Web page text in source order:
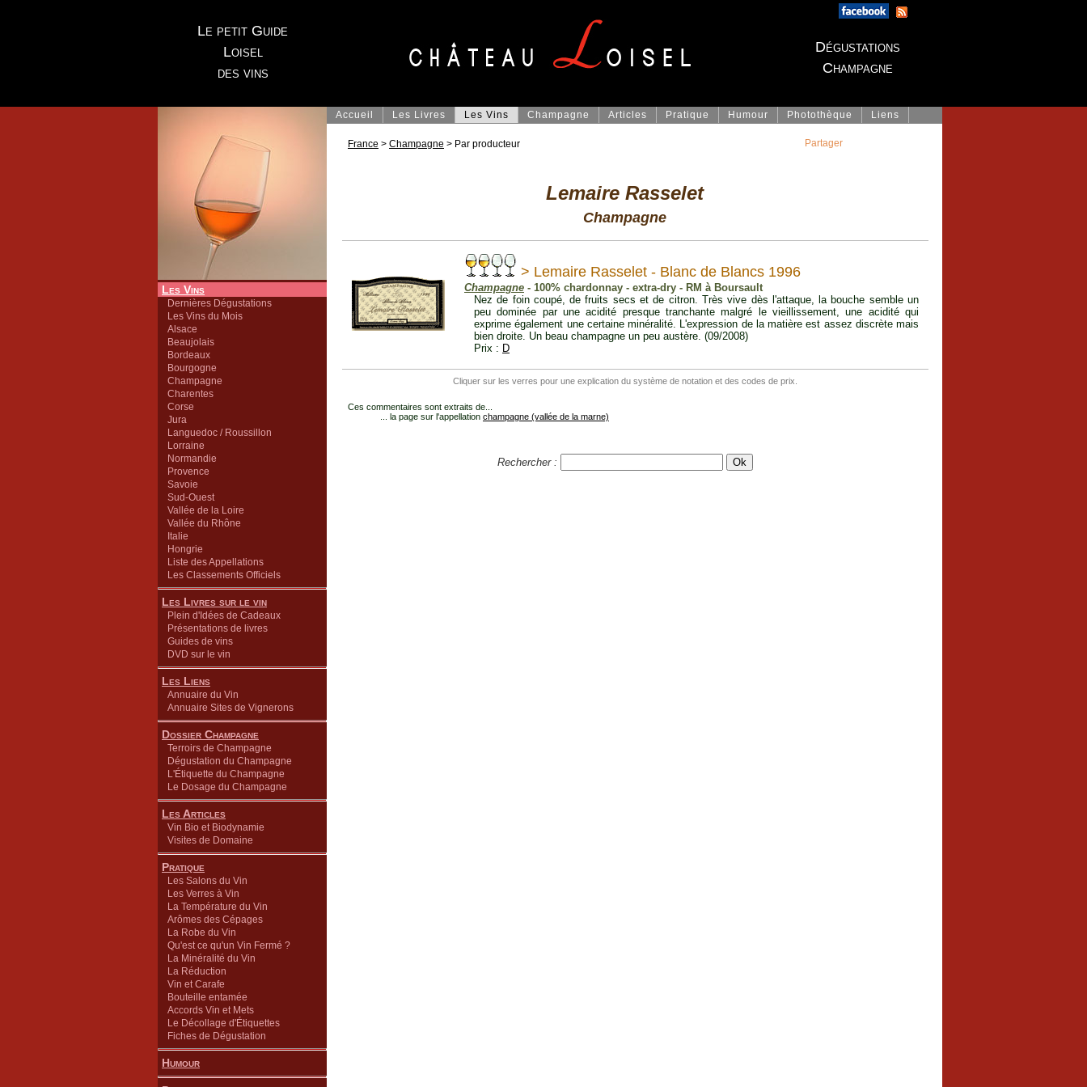
Le petit Guide
Loisel
des vins
Dégustations
Champagne
Les Vins
Dernières Dégustations
Les Vins du Mois
Alsace
Beaujolais
Bordeaux
Bourgogne
Champagne
Charentes
Corse
Jura
Languedoc / Roussillon
Lorraine
Normandie
Provence
Savoie
Sud-Ouest
Vallée de la Loire
Vallée du Rhône
Italie
Hongrie
Liste des Appellations
Les Classements Officiels
Les Livres sur le vin
Plein d'Idées de Cadeaux
Présentations de livres
Guides de vins
DVD sur le vin
Les Liens
Annuaire du Vin
Annuaire Sites de Vignerons
Dossier Champagne
Terroirs de Champagne
Dégustation du Champagne
L'Étiquette du Champagne
Le Dosage du Champagne
Les Articles
Vin Bio et Biodynamie
Visites de Domaine
Pratique
Les Salons du Vin
Les Verres à Vin
La Température du Vin
Arômes des Cépages
La Robe du Vin
Qu'est ce qu'un Vin Fermé ?
La Minéralité du Vin
La Réduction
Vin et Carafe
Bouteille entamée
Accords Vin et Mets
Le Décollage d'Étiquettes
Fiches de Dégustation
Humour
Accueil Les Livres Les Vins Champagne Articles Pratique Humour Photothèque Liens
France > Champagne > Par producteur
Lemaire Rasselet
Champagne
> Lemaire Rasselet - Blanc de Blancs 1996
Champagne - 100% chardonnay - extra-dry - RM à Boursault
Nez de foin coupé, de fruits secs et de citron. Très vive dès l'attaque, la bouche semble un
peu dominée par une acidité presque tranchante malgré le vieillissement, une acidité qui
exprime également une certaine minéralité. L'expression de la matière est assez discrète mais
bien droite. Un beau champagne un peu austère. (09/2008)
Prix : D
Cliquer sur les verres pour une explication du système de notation et des codes de prix.
Ces commentaires sont extraits de...
... la page sur l'appellation champagne (vallée de la marne)
Rechercher :
Partager